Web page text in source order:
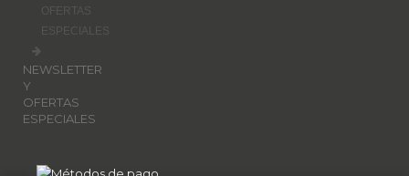
OFERTAS
ESPECIALES
NEWSLETTER
Y
OFERTAS
ESPECIALES